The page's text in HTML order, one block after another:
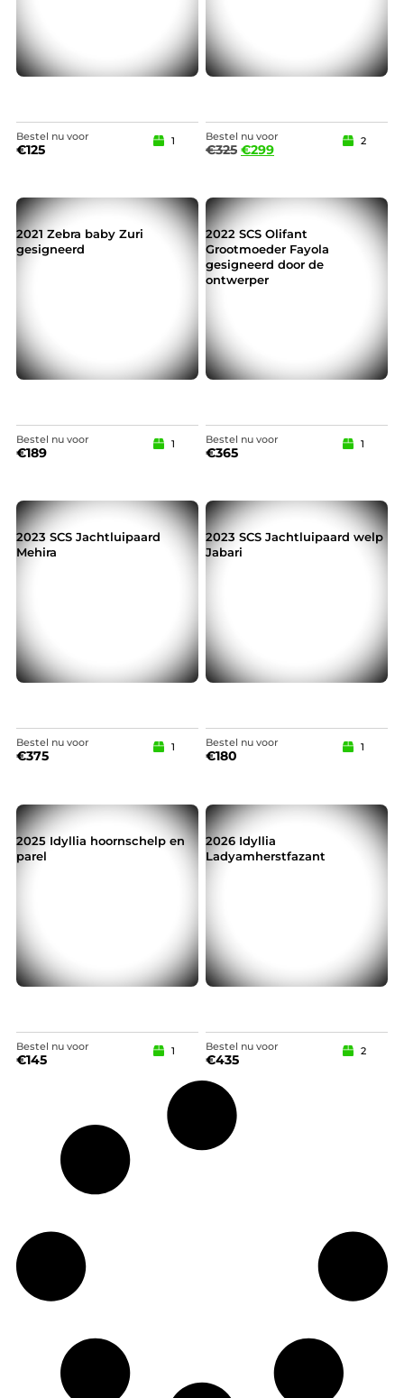
Bestel nu voor
€125
1 Bestel nu voor
€325 €299
2
2021 Zebra baby Zuri
gesigneerd
Bestel nu voor
€189
1
2022 SCS Olifant
Grootmoeder Fayola
gesigneerd door de
ontwerper
Bestel nu voor
€365
1
2023 SCS Jachtluipaard
Mehira
Bestel nu voor
€375
1
2023 SCS Jachtluipaard welp
Jabari
Bestel nu voor
€180
1
2025 Idyllia hoornschelp en
parel
Bestel nu voor
€145
1
2026 Idyllia
Ladyamherstfazant
Bestel nu voor
€435
2